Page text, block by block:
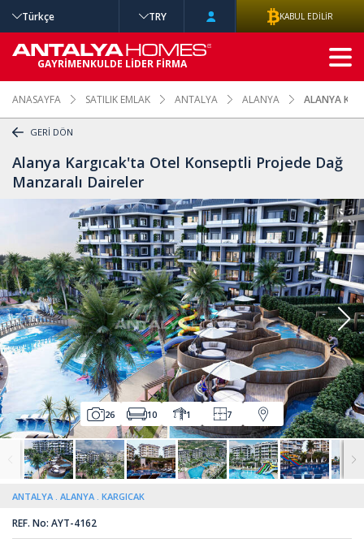
ANASAYFA SATILIK EMLAK ANTALYA ALANYA ALANYA
GERİ DÖN
Alanya Kargıcak'ta Otel Konseptli Projede Dağ
Manzaralı Daireler
26 10 1 7
ANTALYA ALANYA KARGICAK
REF. No: AYT-4162
Türkçe TRY KABUL EDİLİR
GAYRİMENKULDE LİDER FİRMA
GELİŞMİŞ
ARAMA